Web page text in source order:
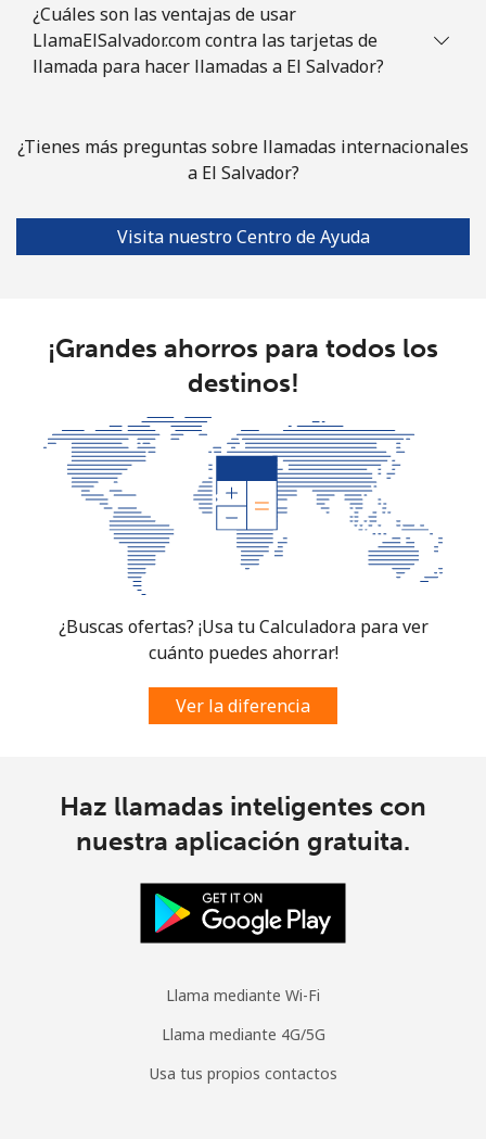
¿Cuáles son las ventajas de usar
LlamaElSalvador.com contra las tarjetas de
llamada para hacer llamadas a El Salvador?
¿Tienes más preguntas sobre llamadas internacionales
a El Salvador?
Visita nuestro Centro de Ayuda
¡Grandes ahorros para todos los
destinos!
¿Buscas ofertas? ¡Usa tu Calculadora para ver
cuánto puedes ahorrar!
Ver la diferencia
Haz llamadas inteligentes con
nuestra aplicación gratuita.
Llama mediante Wi-Fi
Llama mediante 4G/5G
Usa tus propios contactos